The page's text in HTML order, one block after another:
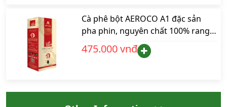
Cà phê bột AEROCO A1 đặc sản
pha phin, nguyên chất 100% rang
mộc hậu vị ngọt thơm quyến rũ,
hộp 250gr
475.000 vnđ